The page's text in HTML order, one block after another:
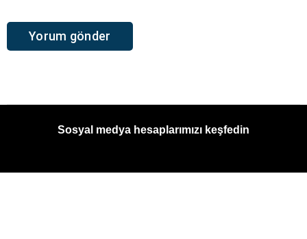
Sosyal medya hesaplarımızı keşfedin